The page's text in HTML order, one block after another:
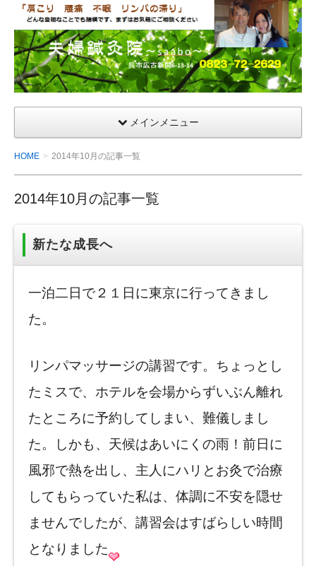
夫
婦
鍼
灸
院
メインメニュー
HOME 2014年10月の記事一覧
2014年10月の記事一覧
新たな成長へ
一泊二日で２１日に東京に行ってきまし
た。
リンパマッサージの講習です。ちょっとし
たミスで、ホテルを会場からずいぶん離れ
たところに予約してしまい、難儀しまし
た。しかも、天候はあいにくの雨！前日に
風邪で熱を出し、主人にハリとお灸で治療
してもらっていた私は、体調に不安を隠せ
ませんでしたが、講習会はすばらしい時間
となりました